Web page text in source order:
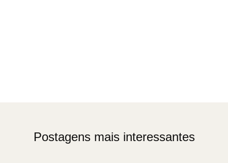
Postagens mais interessantes